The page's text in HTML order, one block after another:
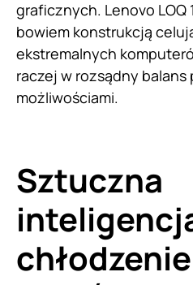
graficznych. Lenovo LOQ
bowiem konstrukcją
ekstremalnych
raczej w rozsądny balans
możliwościami.
Sztuczna